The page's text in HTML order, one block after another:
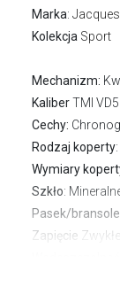
Marka:
Kolekcja Sport
Mechanizm:
KaliberTMI
Cechy:
Rodzaj koperty
Wymiary
Szkło:
Pasek/
Zapięcie Zwykłe